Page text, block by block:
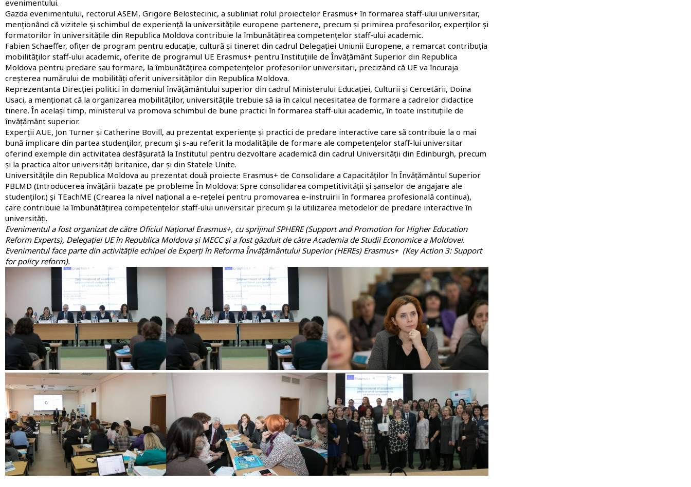
evenimentului.
Gazda evenimentului, rectorul ASEM, Grigore Belostecinic, a subliniat rolul proiectelor Erasmus+ în formarea staff-ului universitar,
menționând că vizitele și schimbul de experiență la universitățile europene partenere, precum și primirea profesorilor, experților și
formatorilor în universitățile din Republica Moldova contribuie la îmbunătățirea competențelor staff-ului academic.
Fabien Schaeffer, ofițer de program pentru educație, cultură și tineret din cadrul Delegației Uniunii Europene, a remarcat contribuția
mobilităților staff-ului academic, oferite de programul UE Erasmus+ pentru Instituțiile de Învățământ Superior din Republica
Moldova pentru predare sau formare, la îmbunătățirea competențelor profesorilor universitari, precizând că UE va încuraja
creșterea numărului de mobilități oferit universităților din Republica Moldova.
Reprezentanta Direcției politici în domeniul învățământului superior din cadrul Ministerului Educației, Culturii și Cercetării, Doina
Usaci, a menționat că la organizarea mobilităților, universitățile trebuie să ia în calcul necesitatea de formare a cadrelor didactice
tinere. În același timp, ministerul va promova schimbul de bune practici în formarea staff-ului academic, în toate instituțiile de
învățământ superior.
Experții AUE, Jon Turner și Catherine Bovill, au prezentat experiențe și practici de predare interactive care să contribuie la o mai
bună implicare din partea studenților, precum și s-au referit la modalitățile de formare ale competențelor staff-lui universitar
oferind exemple din activitatea desfășurată la Institutul pentru dezvoltare academică din cadrul Universității din Edinburgh, precum
și la practica altor universități britanice, dar și din Statele Unite.
Universitățile din Republica Moldova au prezentat două proiecte Erasmus+ de Consolidare a Capacităților în Învățământul Superior
PBLMD (Introducerea învățării bazate pe probleme În Moldova: Spre consolidarea competitivității și șanselor de angajare ale
studenților.) și TEachME (Crearea la nivel național a e-rețelei pentru promovarea e-instruirii în formarea profesională continua),
care contribuie la îmbunătățirea competențelor staff-ului universitar precum și la utilizarea metodelor de predare interactive în
universități.
Evenimentul a fost organizat de către Oficiul Național Erasmus+, cu sprijinul SPHERE (Support and Promotion for Higher Education
Reform Experts), Delegației UE în Republica Moldova și MECC și a fost găzduit de către Academia de Studii Economice a Moldovei.
Evenimentul face parte din activitățile echipei de Experți în Reforma Învățământului Superior (HEREs) Erasmus+ (Key Action 3: Support
for policy reform).